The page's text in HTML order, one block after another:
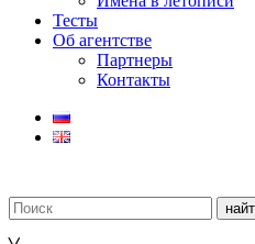
Тесты
Об агентстве
Партнеры
Контакты